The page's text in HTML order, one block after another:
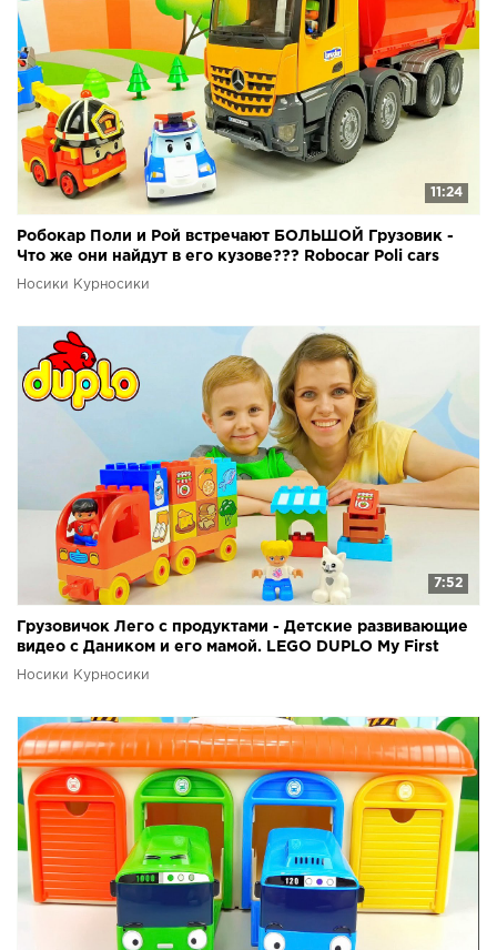
11:24
Робокар Поли и Рой встречают БОЛЬШОЙ Грузовик -
Что же они найдут в его кузове??? Robocar Poli cars
Носики Курносики
7:52
Грузовичок Лего с продуктами - Детские развивающие
видео с Даником и его мамой. LEGO DUPLO My First
Носики Курносики